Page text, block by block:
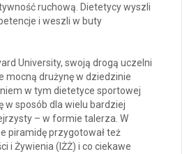
ruchową. Dietetycy wyszli
i weszli w buty
University, swoją drogą uczelni
mocną drużynę w dziedzinie
w tym dietetyce sportowej
w sposób dla wielu bardziej
– w formie talerza. W
piramidę przygotował też
i Żywienia (IŻŻ) i co ciekawe